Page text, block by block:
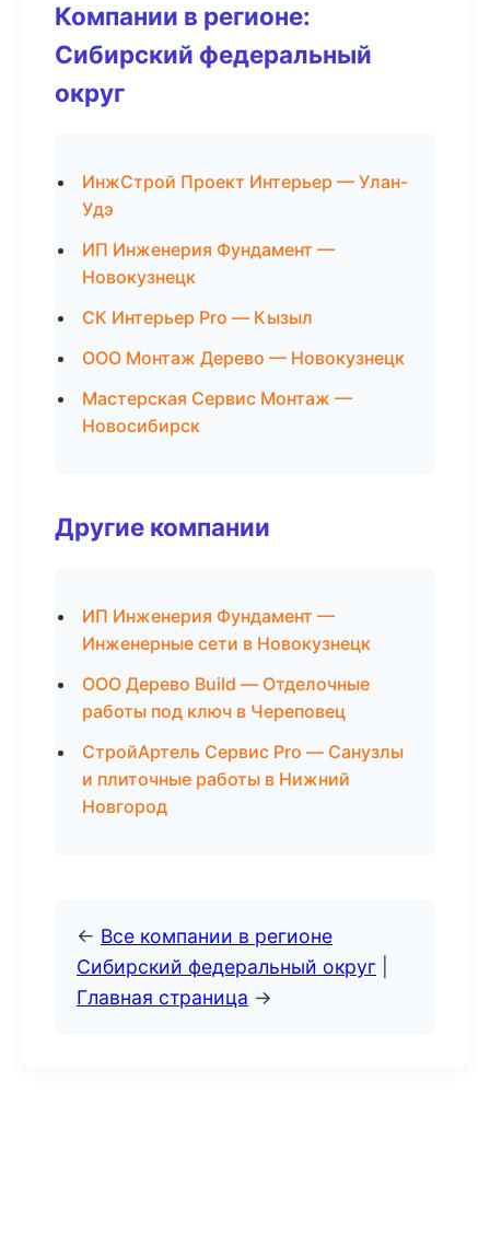
Компании в регионе:
Сибирский федеральный
округ
ИнжСтрой Проект Интерьер — Улан-
Удэ
ИП Инженерия Фундамент —
Новокузнецк
СК Интерьер Pro — Кызыл
ООО Монтаж Дерево — Новокузнецк
Мастерская Сервис Монтаж —
Новосибирск
Другие компании
ИП Инженерия Фундамент —
Инженерные сети в Новокузнецк
ООО Дерево Build — Отделочные
работы под ключ в Череповец
СтройАртель Сервис Pro — Санузлы
и плиточные работы в Нижний
Новгород
← Все компании в регионе
Сибирский федеральный округ
Главная страница →